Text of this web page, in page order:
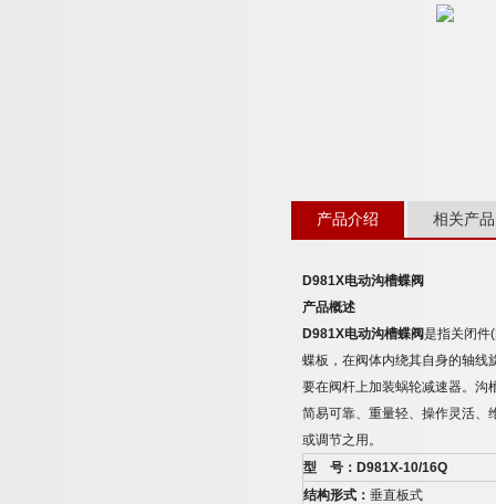
产品介绍 相关产品
D981X电动沟槽蝶阀
产品概述
D981X电动沟槽蝶阀是指关闭件(
蝶板，在阀体内绕其自身的轴线
要在阀杆上加装蜗轮减速器。沟
简易可靠、重量轻、操作灵活、
或调节之用。
型
号： D981X-10/16Q
结构形式： 垂直板式